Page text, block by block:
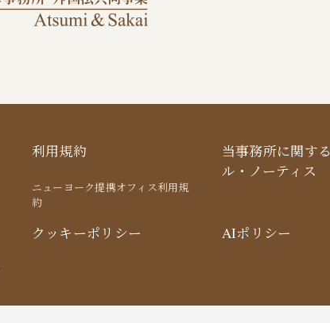
利用規約
ニューヨーク提携オフィス利用規
約
当事務所に関す
ル・ノーティス
クッキーポリシー AIポリシー